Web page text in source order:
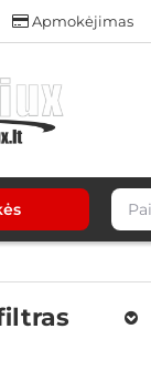
Apmokėjimas